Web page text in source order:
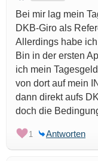
Bei mir lag mein
DKB-Giro als
Allerdings habe
Bin in der ersten
ich mein
von dort auf mein
dann direkt aufs
doch die
1 Antworten